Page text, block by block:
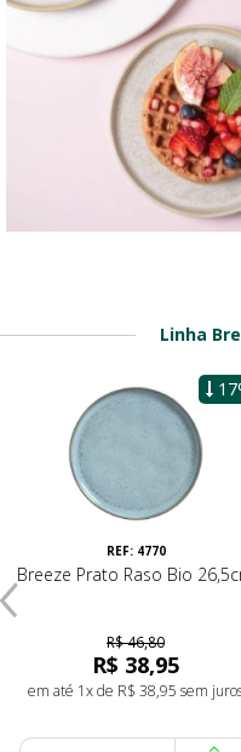
REF: 4485
Latte Cumbuca Orgânico
17,5x5,5cm 520ml
R$ 45,80
R$ 39,90
em até 1x de R$ 39,90 sem
Linha
REF: 4770
Breeze Prato Raso Bio
R$ 46,80
R$ 38,95
em até 1x de R$ 38,95 sem